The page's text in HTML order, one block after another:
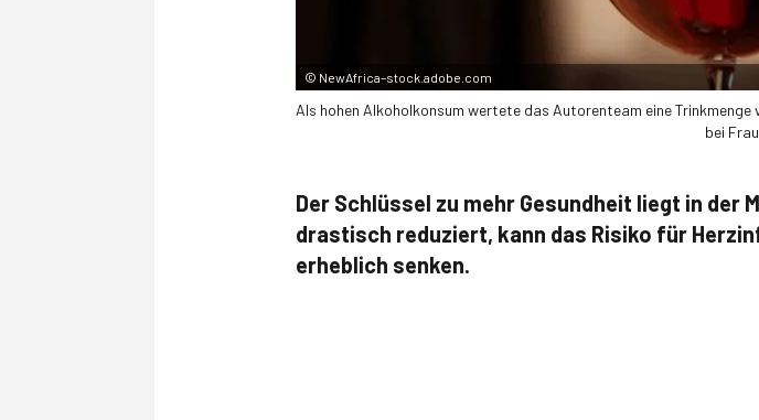
© NewAfrica–stock.adobe.com
Als hohen Alkoholkonsum wertete das Autorenteam eine
bei
Der Schlüssel zu mehr Gesundheit liegt in der
drastisch reduziert, kann das Risiko für
erheblich senken.